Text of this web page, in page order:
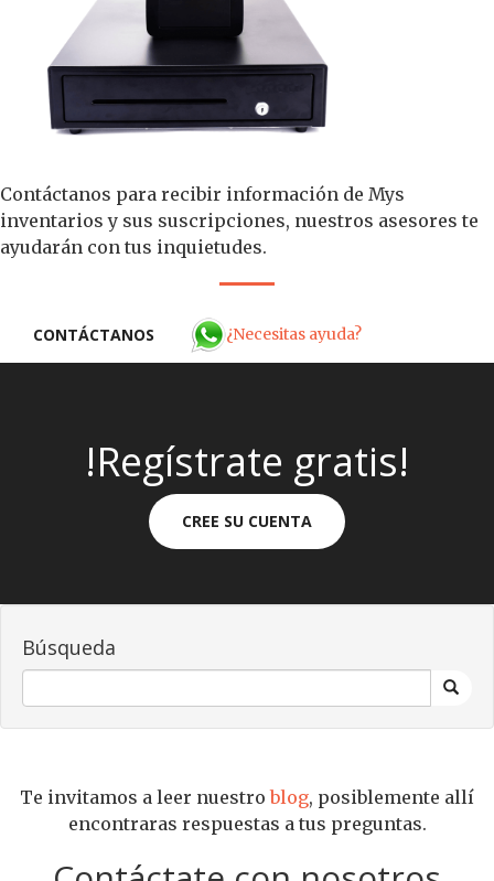
Contáctanos para recibir información de Mys
inventarios y sus suscripciones, nuestros asesores te
ayudarán con tus inquietudes.
CONTÁCTANOS ¿Necesitas ayuda?
!Regístrate gratis!
CREE SU CUENTA
Búsqueda
Te invitamos a leer nuestroblog, posiblemente allí
encontraras respuestas a tus preguntas.